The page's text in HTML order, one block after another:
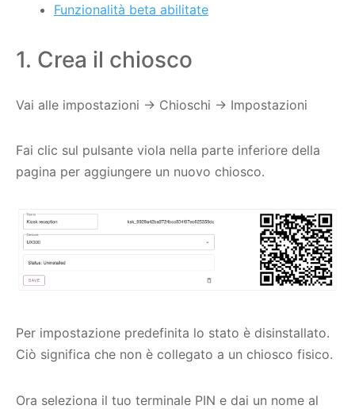
Funzionalità beta abilitate
1. Crea il chiosco
Vai alle impostazioni -> Chioschi -> Impostazioni
Fai clic sul pulsante viola nella parte inferiore della
pagina per aggiungere un nuovo chiosco.
Per impostazione predefinita lo stato è disinstallato.
Ciò significa che non è collegato a un chiosco fisico.
Ora seleziona il tuo terminale PIN e dai un nome al